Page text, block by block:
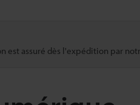
est assuré dès l'expédition par